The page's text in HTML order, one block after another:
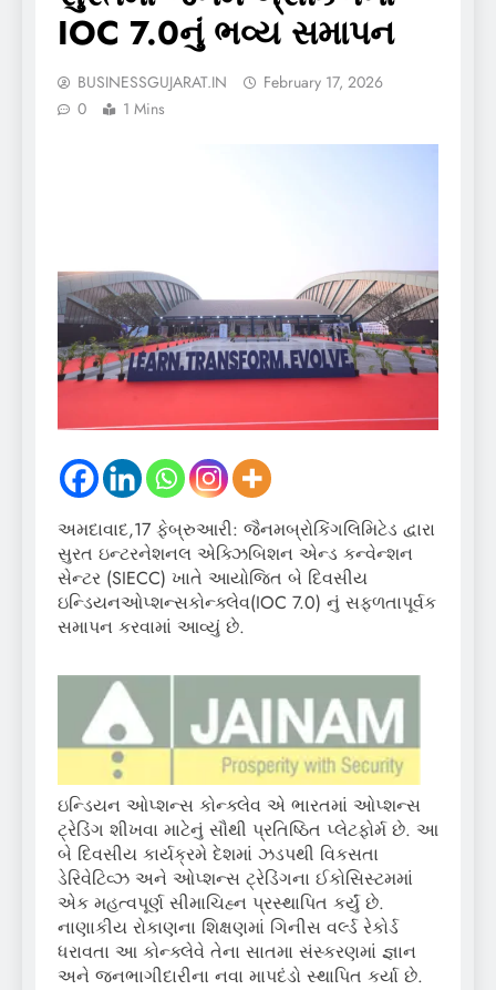
IOC 7.0નું ભવ્ય સમાપન
BUSINESSGUJARAT.IN
February 17, 2026
0
1 Mins
અમદાવાદ,17 ફેબ્રુઆરી: જૈનમબ્રોકિંગલિમિટેડ દ્વારા
સુરત ઇન્ટરનેશનલ એક્ઝિબિશન એન્ડ કન્વેન્શન
સેન્ટર (SIECC) ખાતે આયોજિત બે દિવસીય
ઇન્ડિયનઓપ્શન્સકોન્ક્લેવ(IOC 7.0) નું સફળતાપૂર્વક
સમાપન કરવામાં આવ્યું છે.
ઇન્ડિયન ઓપ્શન્સ કોન્ક્લેવ એ ભારતમાં ઓપ્શન્સ
ટ્રેડિંગ શીખવા માટેનું સૌથી પ્રતિષ્ઠિત પ્લેટફોર્મ છે. આ
બે દિવસીય કાર્યક્રમે દેશમાં ઝડપથી વિકસતા
ડેરિવેટિવ્ઝ અને ઓપ્શન્સ ટ્રેડિંગના ઈકોસિસ્ટમમાં
એક મહત્વપૂર્ણ સીમાચિહ્ન પ્રસ્થાપિત કર્યું છે.
નાણાકીય રોકાણના શિક્ષણમાં ગિનીસ વર્લ્ડ રેકોર્ડ
ધરાવતા આ કોન્ક્લેવે તેના સાતમા સંસ્કરણમાં જ્ઞાન
અને જનભાગીદારીના નવા માપદંડો સ્થાપિત કર્યા છે.